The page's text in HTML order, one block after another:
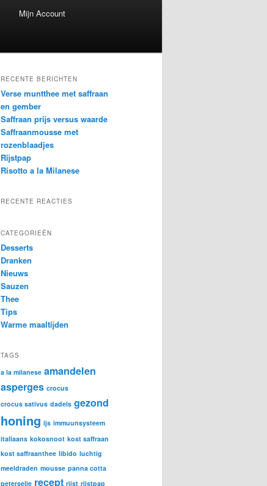
Mijn Account
RECENTE BERICHTEN
Verse muntthee met saffraan
en gember
Saffraan prijs versus waarde
Saffraanmousse met
rozenblaadjes
Rijstpap
Risotto a la Milanese
RECENTE REACTIES
CATEGORIEËN
Desserts
Dranken
Nieuws
Sauzen
Thee
Tips
Warme maaltijden
TAGS
a la milanese amandelen
asperges crocus
crocus sativus dadels gezond
honing ijs immuunsysteem
italiaans kokosnoot kost saffraan
kost saffraanthee libido luchtig
meeldraden mousse panna cotta
peterselie recept rijst rijstpap